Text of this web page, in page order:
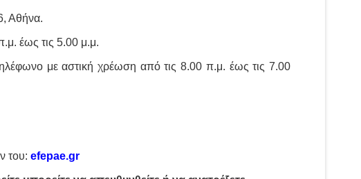
Αθήνα.
έως τις 5.00 μ.μ.
με αστική χρέωση από τις 8.00 π.μ. έως τις 7.00
του: efepae.gr